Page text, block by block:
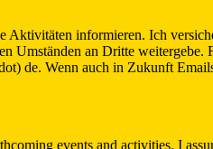
informieren. Ich
Umständen an Dritte
de. Wenn auch in Zukunft
events and activities. I